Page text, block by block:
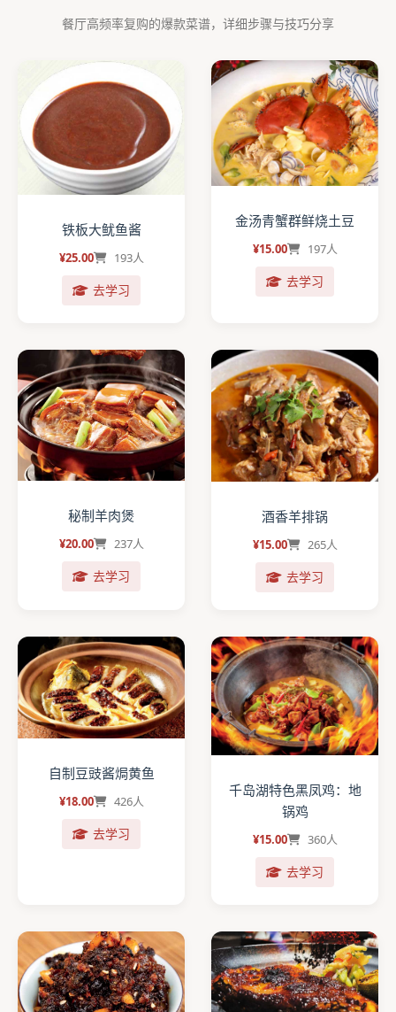
餐厅高频率复购的爆款菜谱，详细步骤与技巧分享
铁板大鱿鱼酱
¥25.00 193人
去学习
金汤青蟹群鲜烧土豆
¥15.00 197人
去学习
秘制羊肉煲
¥20.00 237人
去学习
酒香羊排锅
¥15.00 265人
去学习
自制豆豉酱焗黄鱼
¥18.00 426人
去学习
千岛湖特色黑凤鸡：地
锅鸡
¥15.00 360人
去学习